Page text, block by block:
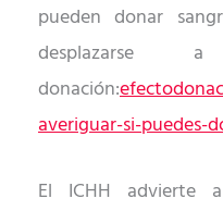
pueden donar
donación:
averiguar-si-puedes-
El ICHH advierte